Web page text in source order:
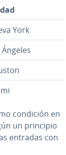
York
Ángeles
condición en
un principio
entradas con